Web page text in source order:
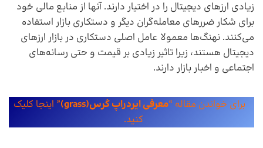
زیادی ارز‌های دیجیتال را در اختیار دارند. آنها از منابع مالی خود
برای شکار ضرر‌های معامله‌گران دیگر و دستکاری بازار استفاده
می‌کنند. نهنگ‌ها معمولا عامل اصلی دستکاری در بازار ارزهای
دیجیتال هستند، زیرا تاثیر زیادی بر قیمت و حتی رسانه‌های
اجتماعی و اخبار بازار دارند.
برای خواندن مقاله “معرفی ایردراپ گرس(grass)
” اینجا کلیک
کنید.